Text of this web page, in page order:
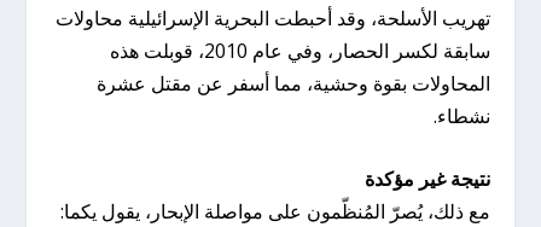
تهريب الأسلحة، وقد أحبطت البحرية الإسرائيلية محاولات
سابقة لكسر الحصار، وفي عام 2010، قوبلت هذه
المحاولات بقوة وحشية، مما أسفر عن مقتل عشرة
نشطاء.
نتيجة غير مؤكدة
مع ذلك، يُصرّ المُنظّمون على مواصلة الإبحار، يقول يكما: